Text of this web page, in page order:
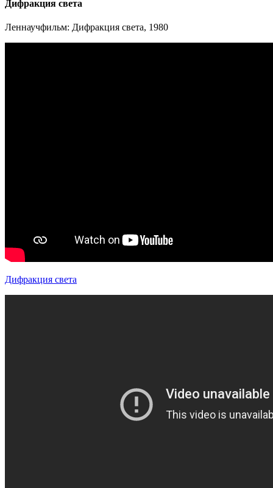
Дифракция света
Леннаучфильм: Дифракция света, 1980
Дифракция света